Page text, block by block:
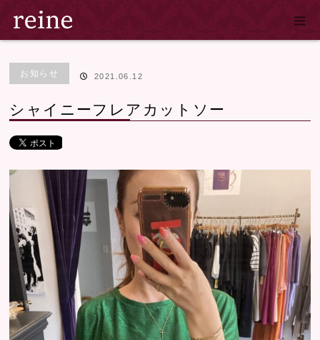
ブログ
シャイニーフレアカットソー
お知らせ 2021.06.12
シャイニーフレアカットソー